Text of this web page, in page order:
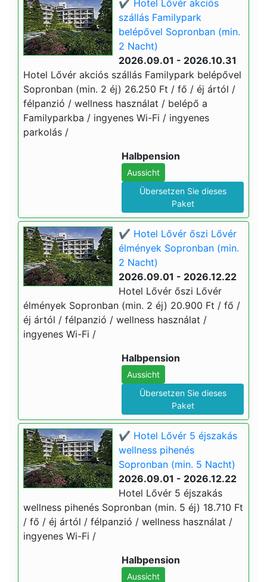
✔️ Hotel Lővér akciós
szállás Familypark
belépővel Sopronban (min.
2 Nacht)
2026.09.01 - 2026.10.31
Hotel Lővér akciós szállás Familypark belépővel
Sopronban (min. 2 éj) 26.250 Ft / fő / éj ártól /
félpanzió / wellness használat / belépő a
Familyparkba / ingyenes Wi-Fi / ingyenes
parkolás /
Halbpension
Aussicht
Übersetzen Sie dieses
Paket
✔️ Hotel Lővér őszi Lővér
élmények Sopronban (min.
2 Nacht)
2026.09.01 - 2026.12.22
Hotel Lővér őszi Lővér
élmények Sopronban (min. 2 éj) 20.900 Ft / fő /
éj ártól / félpanzió / wellness használat /
ingyenes Wi-Fi /
Halbpension
Aussicht
Übersetzen Sie dieses
Paket
✔️ Hotel Lővér 5 éjszakás
wellness pihenés
Sopronban (min. 5 Nacht)
2026.09.01 - 2026.12.22
Hotel Lővér 5 éjszakás
wellness pihenés Sopronban (min. 5 éj) 18.710 Ft
/ fő / éj ártól / félpanzió / wellness használat /
ingyenes Wi-Fi /
Halbpension
Aussicht